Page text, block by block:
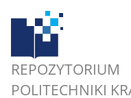
REPOZYTORIUM
POLITECHNIKI